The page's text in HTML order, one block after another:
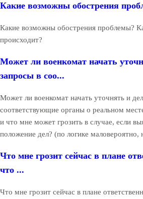
Какие возможны обострения
Какие возможны обострения проблемы?
происходит?
Может ли военкомат начать
запросы в соо...
Может ли военкомат начать уточнять и
соответствующие органы о реальном
и что мне может грозить в случае, если
положение дел? (по логике маловероятно,
Что мне грозит сейчас в плане
что ...
Что мне грозит сейчас в плане